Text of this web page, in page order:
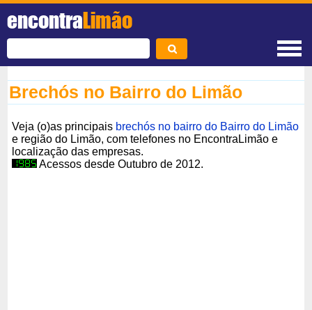
encontraLimão
Brechós no Bairro do Limão
Veja (o)as principais brechós no bairro do Bairro do Limão
e região do Limão, com telefones no EncontraLimão e
localização das empresas.
Acessos desde Outubro de 2012.